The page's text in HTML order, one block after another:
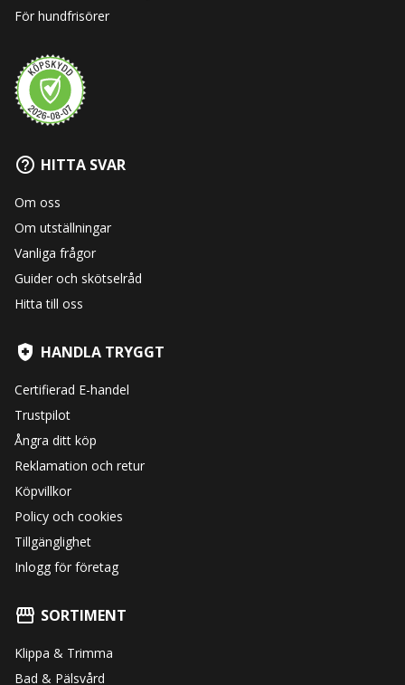
För hundfrisörer
HITTA SVAR
Om oss
Om utställningar
Vanliga frågor
Guider och skötselråd
Hitta till oss
HANDLA TRYGGT
Certifierad E-handel
Trustpilot
Ångra ditt köp
Reklamation och retur
Köpvillkor
Policy och cookies
Tillgänglighet
Inlogg för företag
SORTIMENT
Klippa & Trimma
Bad & Pälsvård